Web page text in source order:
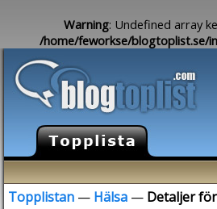
Warning: Undefined array
/home/feworkse/blogtoplist.se/
Topplistan — Hälsa — Detaljer